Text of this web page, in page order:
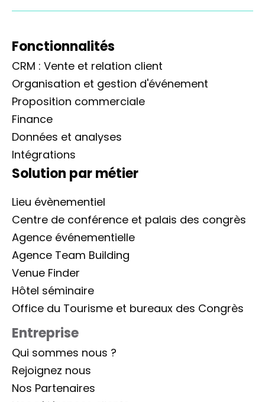
Fonctionnalités
CRM : Vente et relation client
Organisation et gestion d'événement
Proposition commerciale
Finance
Données et analyses
Intégrations
Solution par métier
Lieu évènementiel
Centre de conférence et palais des congrès
Agence événementielle
Agence Team Building
Venue Finder
Hôtel séminaire
Office du Tourisme et bureaux des Congrès
Entreprise
Qui sommes nous ?
Rejoignez nous
Nos Partenaires